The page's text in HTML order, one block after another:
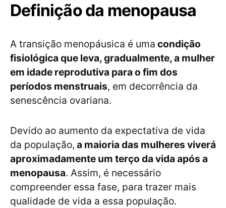
Definição da menopausa
A transição menopáusica é uma condição
fisiológica que leva, gradualmente, a mulher
em idade reprodutiva para o fim dos
períodos menstruais, em decorrência da
senescência ovariana.
Devido ao aumento da expectativa de vida
da população, a maioria das mulheres viverá
aproximadamente um terço da vida após a
menopausa. Assim, é necessário
compreender essa fase, para trazer mais
qualidade de vida a essa população.